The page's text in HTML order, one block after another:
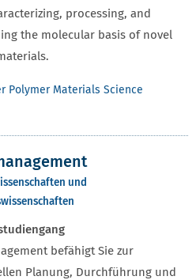
processing, and
the molecular basis of novel
Polymer Materials Science
und
befähigt Sie zur
Planung, Durchführung und